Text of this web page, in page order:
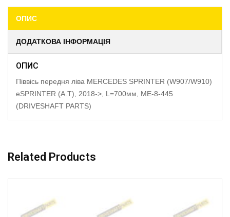
ОПИС
ДОДАТКОВА ІНФОРМАЦІЯ
ОПИС
Піввісь передня ліва MERCEDES SPRINTER (W907/W910)
eSPRINTER (A.T), 2018->, L=700мм, ME-8-445
(DRIVESHAFT PARTS)
Related Products